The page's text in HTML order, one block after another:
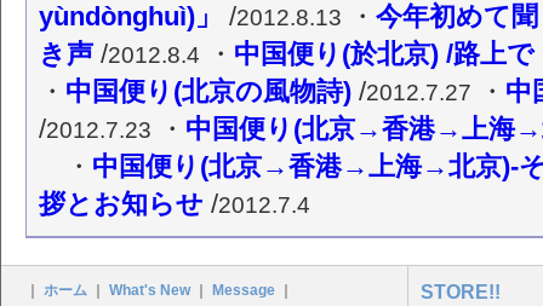
yùndònghuì)」
/2012.8.13 ・ 今年初めて
き声 /2012.8.4 ・ 中国便り(於北京) /路上
・ 中国便り(北京の風物詩) /2012.7.27 ・ 中
/2012.7.23 ・ 中国便り(北京→香港→上海→
・ 中国便り(北京→香港→上海→北京)-
拶とお知らせ /2012.7.4
ホーム What's New｜ Message STORE!!